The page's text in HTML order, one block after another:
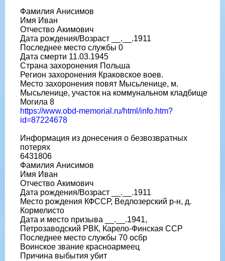
Фамилия Анисимов
Имя Иван
Отчество Акимович
Дата рождения/Возраст __.__.1911
Последнее место службы 0
Дата смерти 11.03.1945
Страна захоронения Польша
Регион захоронения Краковское воев.
Место захоронения повят Мысьленице, м.
Мысьленице, участок на коммунальном кладбище
Могила 8
https://www.obd-memorial.ru/html/info.htm?
id=87224678
Информация из донесения о безвозвратных
потерях
6431806
Фамилия Анисимов
Имя Иван
Отчество Акимович
Дата рождения/Возраст __.__.1911
Место рождения КФССР, Ведлозерский р-н, д.
Кормелисто
Дата и место призыва __.__.1941,
Петрозаводский РВК, Карело-Финская ССР
Последнее место службы 70 осбр
Воинское звание красноармеец
Причина выбытия убит